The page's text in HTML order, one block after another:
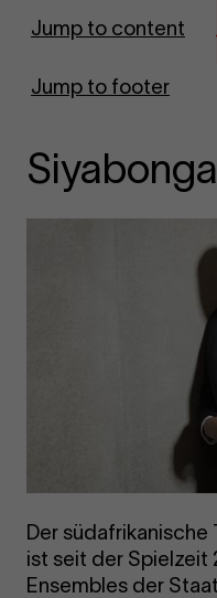
Jump to content
Jump to footer
Go to homepage
Der
ist seit der
Ensembles der